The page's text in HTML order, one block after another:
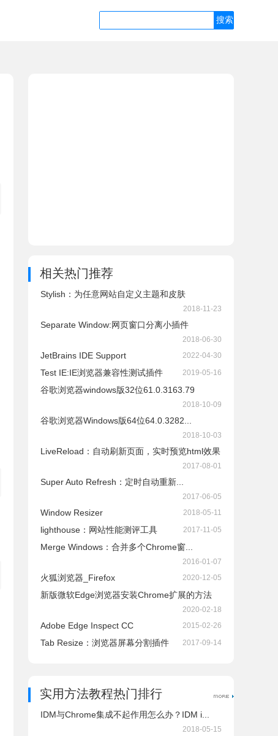
相关热门推荐
Stylish：为任意网站自定义主题和皮肤
2018-11-23
Separate Window:网页窗口分离小插件
2018-06-30
JetBrains IDE Support 2022-04-30
Test IE:IE浏览器兼容性测试插件 2019-05-16
谷歌浏览器windows版32位61.0.3163.79
2018-10-09
谷歌浏览器Windows版64位64.0.3282...
2018-10-03
LiveReload：自动刷新页面，实时预览html效果
2017-08-01
Super Auto Refresh：定时自动重新...
2017-06-05
Window Resizer 2018-05-11
lighthouse：网站性能测评工具 2017-11-05
Merge Windows：合并多个Chrome窗...
2016-01-07
火狐浏览器_Firefox 2020-12-05
新版微软Edge浏览器安装Chrome扩展的方法
2020-02-18
Adobe Edge Inspect CC 2015-02-26
Tab Resize：浏览器屏幕分割插件 2017-09-14
实用方法教程热门排行
IDM与Chrome集成不起作用怎么办？IDM i...
2018-05-15